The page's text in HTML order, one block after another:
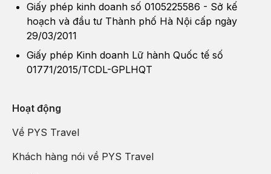
Giấy phép kinh doanh số 0105225586 - Sở kế
hoạch và đầu tư Thành phố Hà Nội cấp ngày
29/03/2011
Giấy phép Kinh doanh Lữ hành Quốc tế số
01771/2015/TCDL-GPLHQT
Hoạt động
Về PYS Travel
Khách hàng nói về PYS Travel